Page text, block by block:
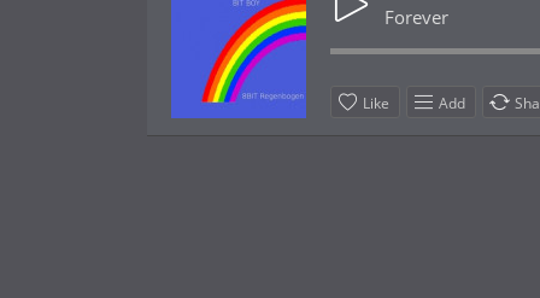
Forever
Like Add